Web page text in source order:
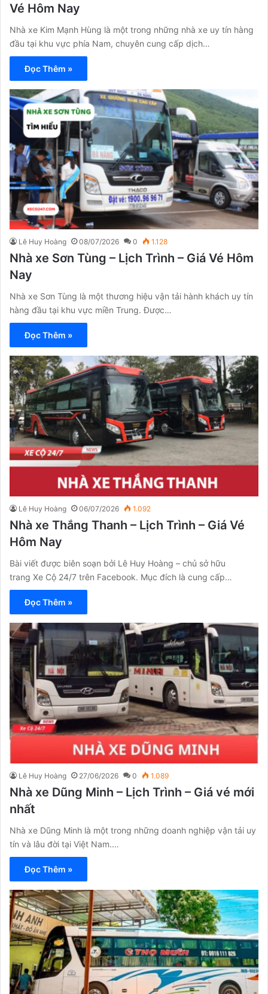
Vé Hôm Nay
Nhà xe Kim Mạnh Hùng là một trong những nhà xe uy tín hàng
đầu tại khu vực phía Nam, chuyên cung cấp dịch…
Đọc Thêm »
Lê Huy Hoàng 08/07/2026 0 1.128
Nhà xe Sơn Tùng – Lịch Trình – Giá Vé Hôm
Nay
Nhà xe Sơn Tùng là một thương hiệu vận tải hành khách uy tín
hàng đầu tại khu vực miền Trung. Được…
Đọc Thêm »
Lê Huy Hoàng 06/07/2026 1.092
Nhà xe Thắng Thanh – Lịch Trình – Giá Vé
Hôm Nay
Bài viết được biên soạn bởi Lê Huy Hoàng – chủ sở hữu
trang Xe Cộ 24/7 trên Facebook. Mục đích là cung cấp…
Đọc Thêm »
Lê Huy Hoàng 27/06/2026 0 1.089
Nhà xe Dũng Minh – Lịch Trình – Giá vé mới
nhất
Nhà xe Dũng Minh là một trong những doanh nghiệp vận tải uy
tín và lâu đời tại Việt Nam.…
Đọc Thêm »